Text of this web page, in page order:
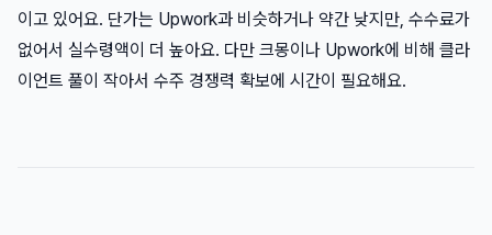
이고 있어요. 단가는 Upwork과 비슷하거나 약간 낮지만, 수수료가
없어서 실수령액이 더 높아요. 다만 크몽이나 Upwork에 비해 클라
이언트 풀이 작아서 수주 경쟁력 확보에 시간이 필요해요.